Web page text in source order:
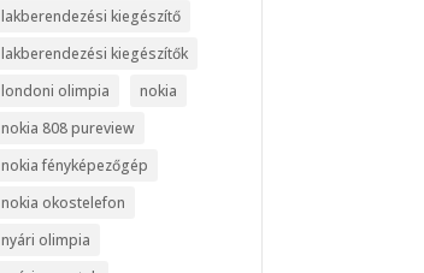
lakberendezési kiegészítő
lakberendezési kiegészítők
londoni olimpia
nokia
nokia 808 pureview
nokia fényképezőgép
nokia okostelefon
nyári olimpia